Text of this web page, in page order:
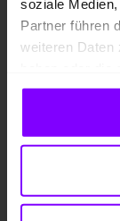
soziale Medien,
Partner führen
weiteren Daten
gesammelt